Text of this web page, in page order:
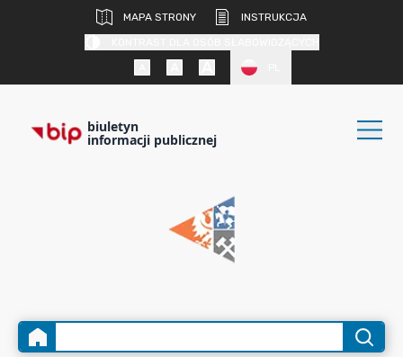
MAPA STRONY
INSTRUKCJA
biuletyn
informacji publicznej